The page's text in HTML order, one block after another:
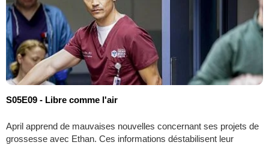
S05E09 - Libre comme l'air
April apprend de mauvaises nouvelles concernant ses projets de
grossesse avec Ethan. Ces informations déstabilisent leur